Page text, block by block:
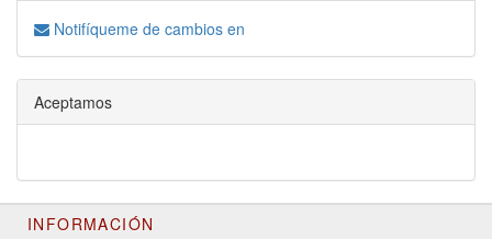
Notifíqueme de cambios en
Aceptamos
INFORMACIÓN